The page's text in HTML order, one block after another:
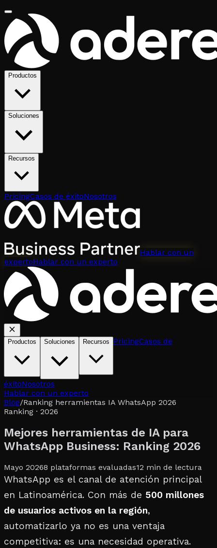
Productos
Soluciones
Recursos
PricingCasos de éxitoNosotros
Hablar con un
expertoHablar con un experto
Productos Soluciones Recursos PricingCasos de
éxitoNosotros
Hablar con un experto
Blog/Ranking herramientas IA WhatsApp 2026
Ranking · 2026
Mejores herramientas de IA para
WhatsApp Business: Ranking 2026
Mayo 20268 plataformas evaluadas12 min de lectura
WhatsApp es el canal de atención principal
en Latinoamérica. Con más de 500 millones
de usuarios activos en la región,
automatizarlo ya no es una ventaja
competitiva: es una necesidad operativa.